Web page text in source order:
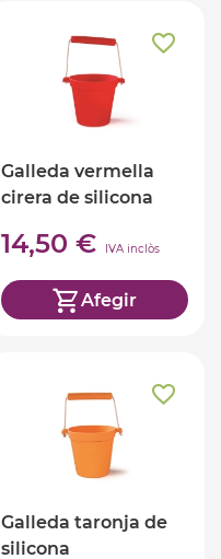
Galleda vermella
cirera de silicona
14,50 € IVA inclòs
Afegir
Galleda taronja de
silicona